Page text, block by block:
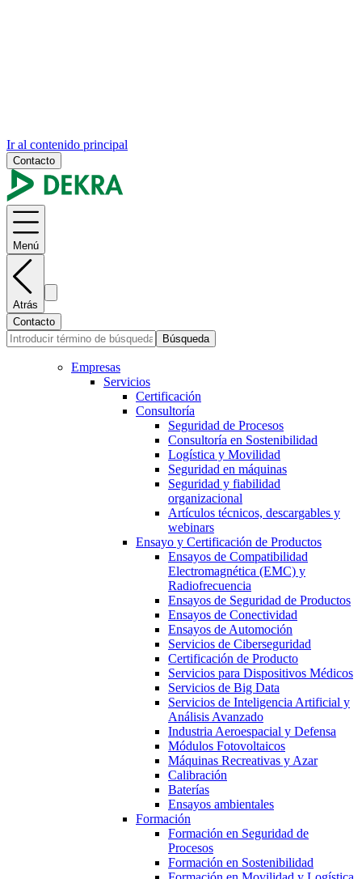
Ir al contenido principal
Contacto
Menú
Atrás
Contacto
Búsqueda
Empresas
Servicios
Certificación
Consultoría
Seguridad de Procesos
Consultoría en Sostenibilidad
Logística y Movilidad
Seguridad en máquinas
Seguridad y fiabilidad
organizacional
Artículos técnicos, descargables y
webinars
Ensayo y Certificación de Productos
Ensayos de Compatibilidad
Electromagnética (EMC) y
Radiofrecuencia
Ensayos de Seguridad de Productos
Ensayos de Conectividad
Ensayos de Automoción
Servicios de Ciberseguridad
Certificación de Producto
Servicios para Dispositivos Médicos
Servicios de Big Data
Servicios de Inteligencia Artificial y
Análisis Avanzado
Industria Aeroespacial y Defensa
Módulos Fotovoltaicos
Máquinas Recreativas y Azar
Calibración
Baterías
Ensayos ambientales
Formación
Formación en Seguridad de
Procesos
Formación en Sostenibilidad